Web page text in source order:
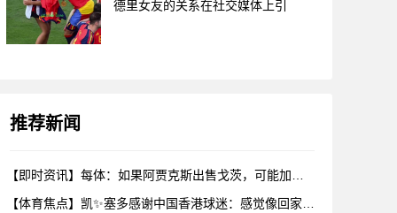
德里女友的关系在社交媒体上引
推荐新闻